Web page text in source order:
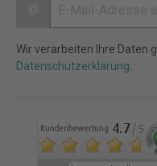
Wir verarbeiten Ihre Daten
Datenschutzerklärung